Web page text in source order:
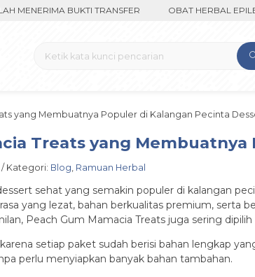
BUKTI TRANSFER OBAT HERBAL EPILEPSI
yang Membuatnya Populer di Kalangan Pecinta
Treats yang
/ Kategori: Blog, Ramuan Herbal
sehat yang semakin populer di kalangan
yang lezat, bahan berkualitas premium, serta
Peach Gum Mamacia Treats juga sering
setiap paket sudah berisi bahan lengkap
perlu menyiapkan banyak bahan tambahan.